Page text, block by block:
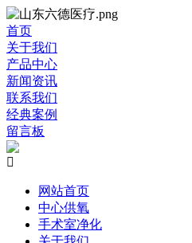
首页
关于我们
产品中心
新闻资讯
联系我们
经典案例
留言板

网站首页
中心供氧
手术室净化